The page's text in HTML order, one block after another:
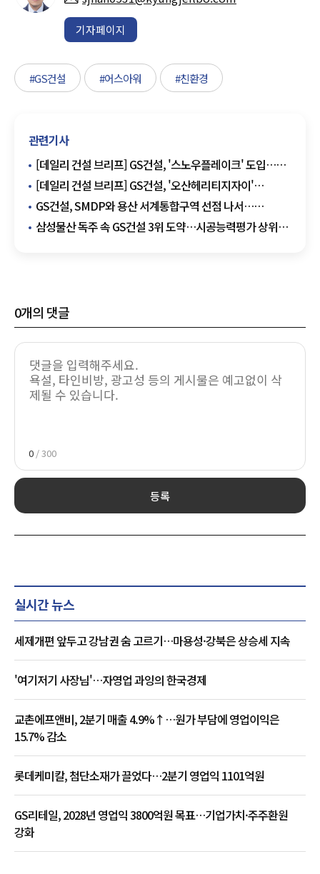
기자페이지
#GS건설 #어스아워 #친환경
관련기사
[데일리 건설 브리프] GS건설, '스노우플레이크' 도입…
데이터 활용 환경 고도화 外
[데일리 건설 브리프] GS건설, '오산헤리티지자이'
견본주택 16일 개관 外
GS건설, SMDP와 용산 서계통합구역 선점 나서…
설계합동사무소 가동
삼성물산 독주 속 GS건설 3위 도약…시공능력평가 상위권
0개의 댓글
0 / 300
등록
실시간 뉴스
세제개편 앞두고 강남권 숨 고르기…마용성·강북은 상승세 지속
'여기저기 사장님'…자영업 과잉의 한국경제
교촌에프앤비, 2분기 매출 4.9%↑…원가 부담에 영업이익은
15.7% 감소
롯데케미칼, 첨단소재가 끌었다…2분기 영업익 1101억원
GS리테일, 2028년 영업익 3800억원 목표…기업가치·주주환원
강화